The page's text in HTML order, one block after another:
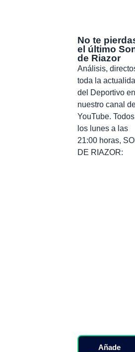
No te
el último
de Riazor
Análisis,
toda la
del Deportivo en
nuestro canal
YouTube. Todos
los lunes a las
21:00 horas,
DE RIAZOR:
Añade